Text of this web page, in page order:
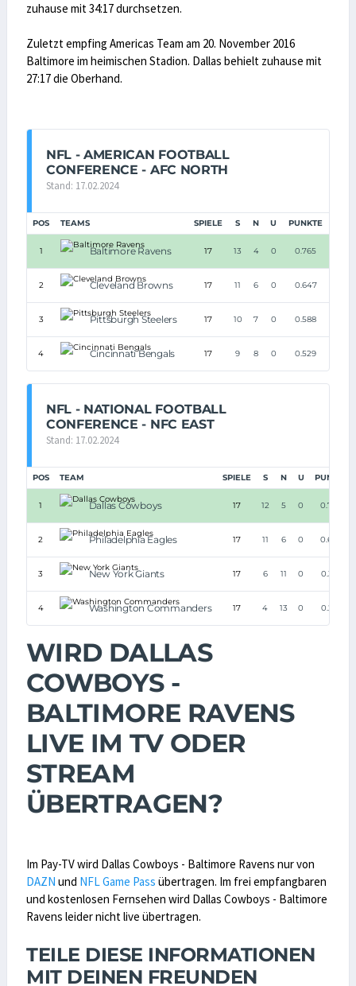
zuhause mit 34:17 durchsetzen.
Zuletzt empfing Americas Team am 20. November 2016
Baltimore im heimischen Stadion. Dallas behielt zuhause mit
27:17 die Oberhand.
NFL - AMERICAN FOOTBALL
CONFERENCE - AFC NORTH
Stand: 17.02.2024
POS TEAMS SPIELE S N U PUNKTE
1 Baltimore Ravens 17 13 4 0 0.765
2 Cleveland Browns 17 11 6 0 0.647
3 Pittsburgh Steelers 17 10 7 0 0.588
4 Cincinnati Bengals 17 9 8 0 0.529
NFL - NATIONAL FOOTBALL
CONFERENCE - NFC EAST
Stand: 17.02.2024
POS TEAM SPIELE S N U PUNKTE
1 Dallas Cowboys 17 12 5 0 0.706
2 Philadelphia Eagles 17 11 6 0 0.647
3 New York Giants 17 6 11 0 0.353
4 Washington Commanders 17 4 13 0 0.235
WIRD DALLAS
COWBOYS -
BALTIMORE RAVENS
LIVE IM TV ODER
STREAM
ÜBERTRAGEN?
Im Pay-TV wird Dallas Cowboys - Baltimore Ravens nur von
DAZN und NFL Game Pass übertragen. Im frei empfangbaren
und kostenlosen Fernsehen wird Dallas Cowboys - Baltimore
Ravens leider nicht live übertragen.
TEILE DIESE INFORMATIONEN
MIT DEINEN FREUNDEN